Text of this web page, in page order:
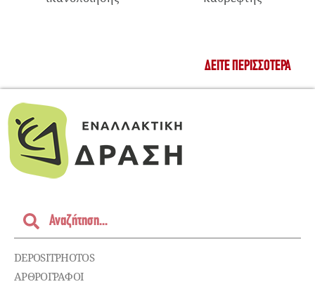
ΔΕΊΤΕ ΠΕΡΙΣΣΌΤΕΡΑ
DEPOSITPHOTOS
ΑΡΘΡΟΓΡΑΦΟΙ